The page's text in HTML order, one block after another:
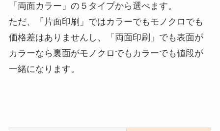
「両面カラー」の５タイプから選べます。
ただ、「片面印刷」ではカラーでもモノクロでも
価格差はありませんし、「両面印刷」でも表面が
カラーなら裏面がモノクロでもカラーでも値段が
一緒になります。